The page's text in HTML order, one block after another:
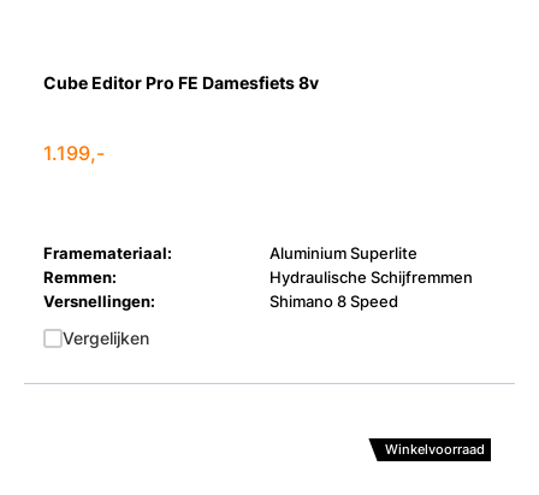
Cube Editor Pro FE Damesfiets 8v
1.199,-
Framemateriaal:
Aluminium Superlite
Remmen:
Hydraulische Schijfremmen
Versnellingen:
Shimano 8 Speed
Vergelijken
Winkelvoorraad